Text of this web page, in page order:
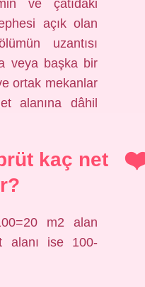
ve çatıdaki
açık olan
uzantısı
veya başka bir
ortak mekanlar
alanına dâhil
kaç net
m2 alan
alanı ise 100-